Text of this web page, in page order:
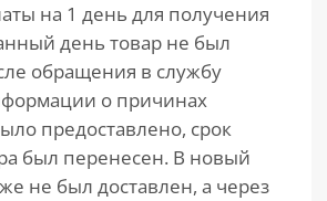
на 1 день для получения
день товар не был
обращения в службу
о причинах
предоставлено, срок
был перенесен. В новый
не был доставлен, а через